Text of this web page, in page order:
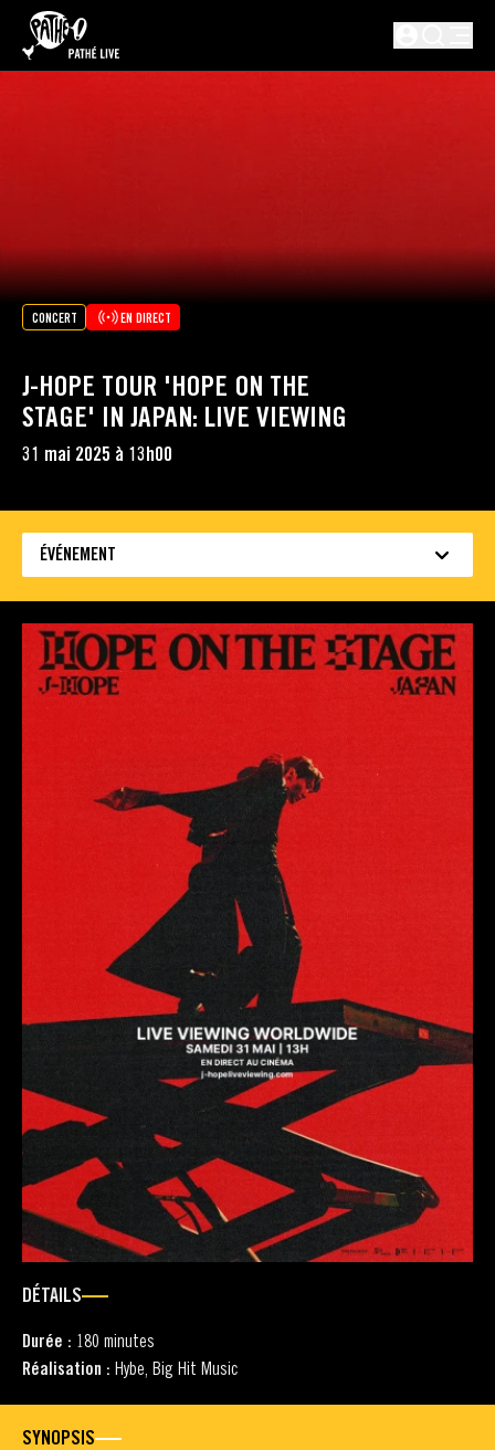
PASSER AU CONTENU PRINCIPAL
CONCERT EN DIRECT
J-HOPE TOUR 'HOPE ON THE
STAGE' IN JAPAN: LIVE VIEWING
31 mai 2025 à 13h00
ÉVÉNEMENT
DÉTAILS
Durée : 180 minutes
Réalisation : Hybe, Big Hit Music
SYNOPSIS